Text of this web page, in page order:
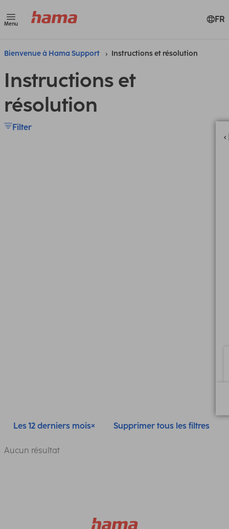
Menu FR
Bienvenue à Hama Support Instructions et résolution
Instructions et
résolution
Filter
Les 12 derniers mois Supprimer tous les filtres
Aucun résultat